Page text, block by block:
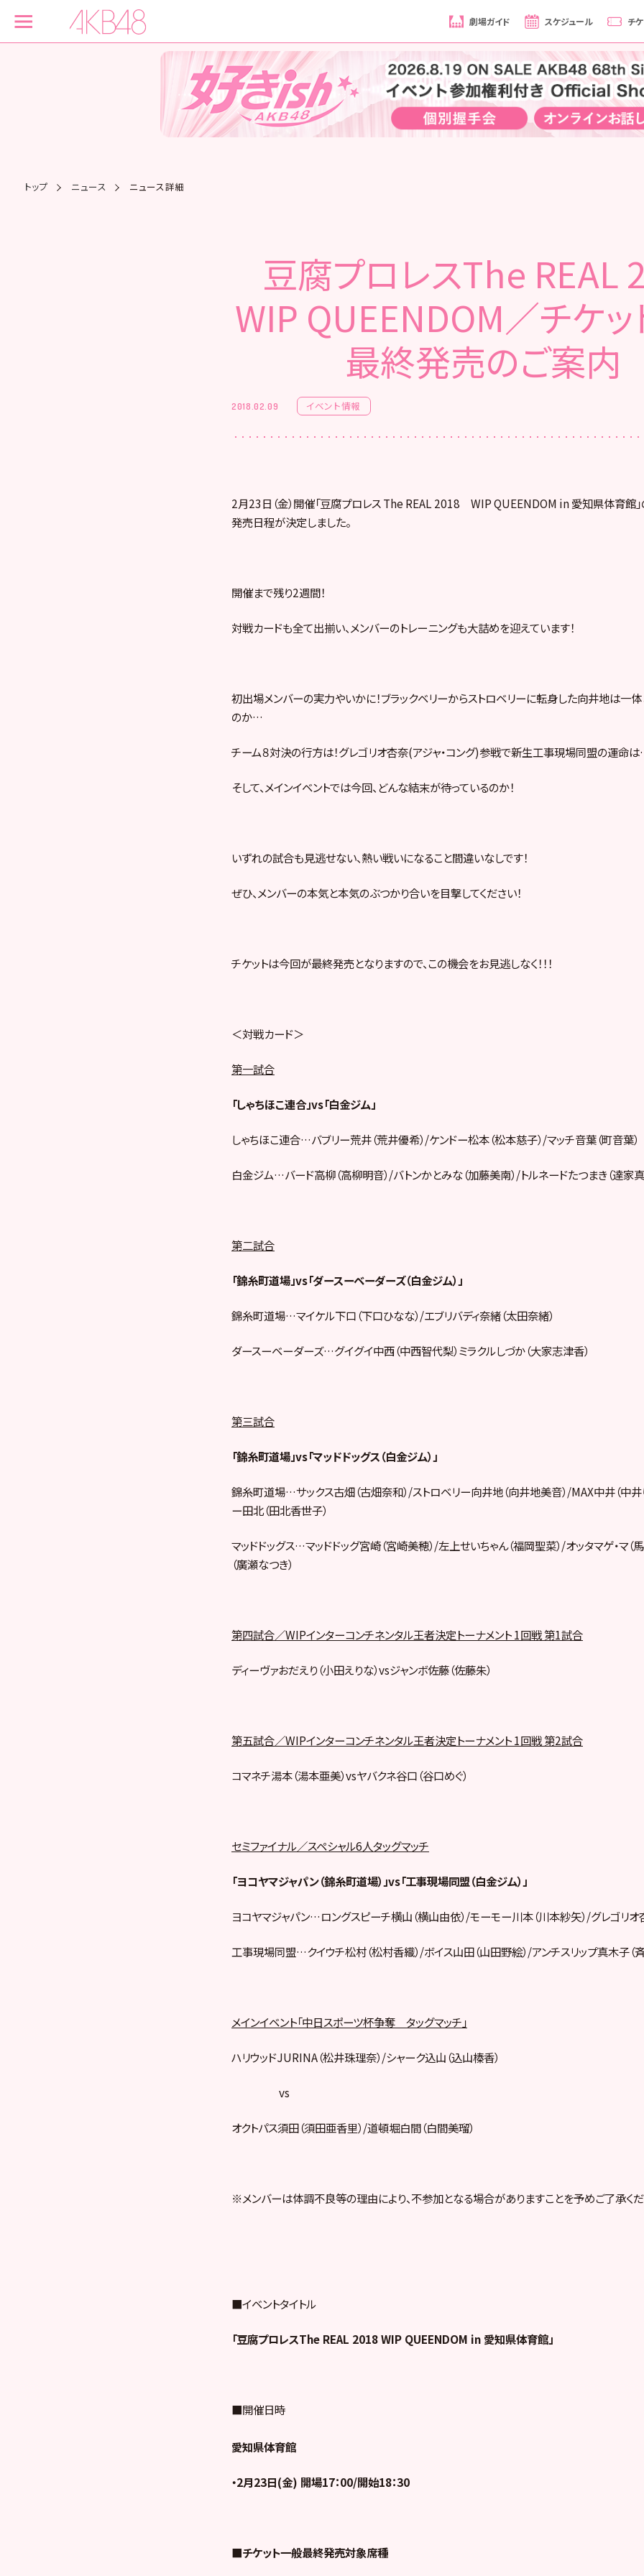
劇場ガイド スケジュール チ
トップ ニュース ニュース詳細
豆腐プロレスThe REAL
WIP QUEENDOM／チケ
最終発売のご案内
2018.02.09 イベント情報
2月23日（金）開催「豆腐プロレス The REAL 2018 WIP QUEENDOM in 愛知県体育館」
発売日程が決定しました。
開催まで残り2週間！
対戦カードも全て出揃い、メンバーのトレーニングも大詰めを迎えています！
初出場メンバーの実力やいかに！ブラックベリーからストロベリーに転身した向井地は一
のか…
チーム８対決の行方は！グレゴリオ杏奈(アジャ・コング)参戦で新生工事現場同盟の運命は
そして、メインイベントでは今回、どんな結末が待っているのか！
いずれの試合も見逃せない、熱い戦いになること間違いなしです！
ぜひ、メンバーの本気と本気のぶつかり合いを目撃してください！
チケットは今回が最終発売となりますので、この機会をお見逃しなく！！！
＜対戦カード＞
第一試合
「しゃちほこ連合」vs「白金ジム」
しゃちほこ連合…バブリー荒井（荒井優希）/ケンドー松本（松本慈子）/マッチ音葉（町音葉）
白金ジム…バード高柳（高柳明音）/バトンかとみな（加藤美南）/トルネードたつまき（達家
第二試合
「錦糸町道場」vs「ダースーベーダーズ（白金ジム）」
錦糸町道場…マイケル下口（下口ひなな）/エブリバディ奈緒（太田奈緒）
ダースーベーダーズ…グイグイ中西（中西智代梨）ミラクルしづか（大家志津香）
第三試合
「錦糸町道場」vs「マッドドッグス（白金ジム）」
錦糸町道場…サックス古畑（古畑奈和）/ストロベリー向井地（向井地美音）/MAX中井（中井
ー田北（田北香世子）
マッドドッグス…マッドドッグ宮崎（宮崎美穂）/左上せいちゃん（福岡聖菜）/オッタマゲ・マ（
（廣瀬なつき）
第四試合／WIPインターコンチネンタル王者決定トーナメント 1回戦 第1試合
ディーヴァおだえり（小田えりな）vsジャンボ佐藤（佐藤朱）
第五試合／WIPインターコンチネンタル王者決定トーナメント 1回戦 第2試合
コマネチ湯本（湯本亜美）vsヤバクネ谷口（谷口めぐ）
セミファイナル／スペシャル6人タッグマッチ
「ヨコヤマジャパン（錦糸町道場）」vs「工事現場同盟（白金ジム）」
ヨコヤマジャパン…ロングスピーチ横山（横山由依）/モーモー川本（川本紗矢）/グレゴリオ杏
工事現場同盟…クイウチ松村（松村香織）/ボイス山田（山田野絵）/アンチスリップ真木子（
メインイベント「中日スポーツ杯争奪 タッグマッチ」
ハリウッドJURINA（松井珠理奈）/シャーク込山（込山榛香）
vs
オクトパス須田（須田亜香里）/道頓堀白間（白間美瑠）
※メンバーは体調不良等の理由により、不参加となる場合がありますことを予めご了承くだ
■イベントタイトル
「豆腐プロレスThe REAL 2018 WIP QUEENDOM in 愛知県体育館」
■開催日時
愛知県体育館
・2月23日(金) 開場17：00/開始18：30
■チケット一般最終発売対象席種